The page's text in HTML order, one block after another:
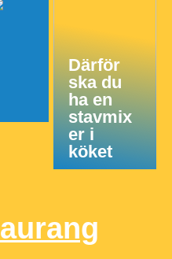
Därför
ska du
ha en
stavmix
er i
köket